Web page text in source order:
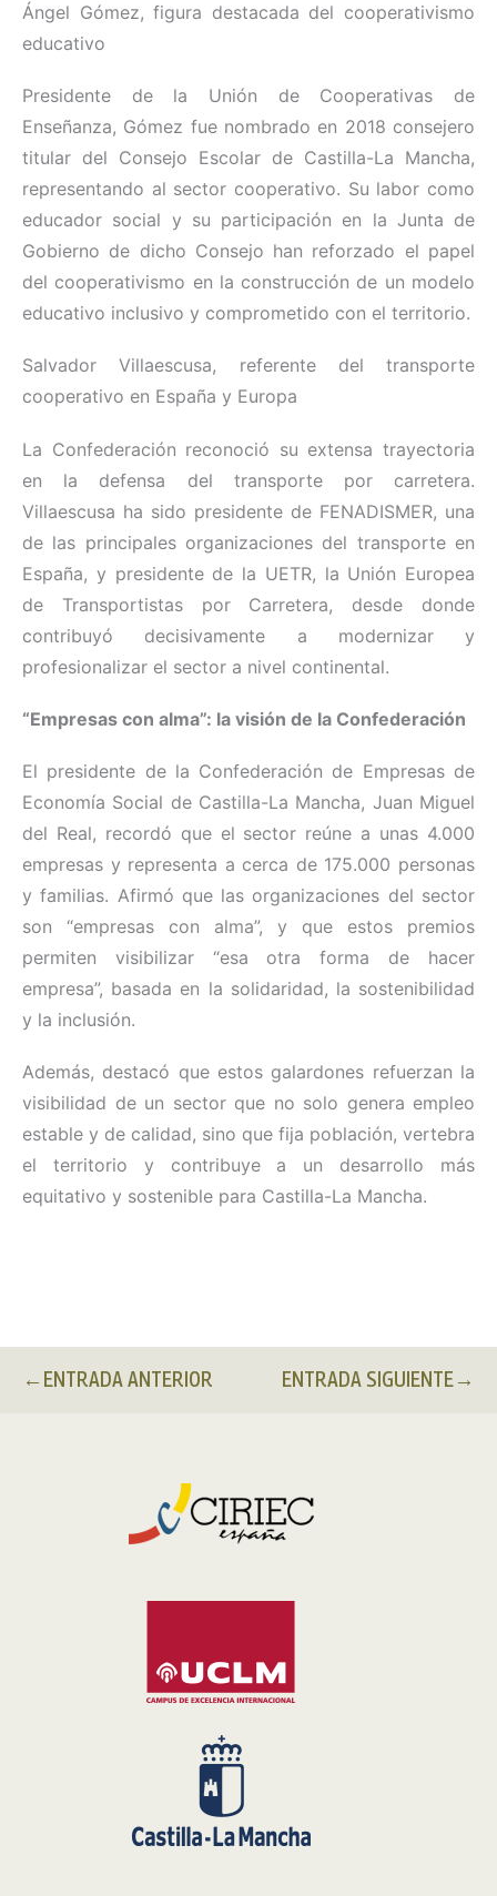
Ángel Gómez, figura destacada del cooperativismo
educativo
Presidente de la Unión de Cooperativas de
Enseñanza, Gómez fue nombrado en 2018 consejero
titular del Consejo Escolar de Castilla-La Mancha,
representando al sector cooperativo. Su labor como
educador social y su participación en la Junta de
Gobierno de dicho Consejo han reforzado el papel
del cooperativismo en la construcción de un modelo
educativo inclusivo y comprometido con el territorio.
Salvador Villaescusa, referente del transporte
cooperativo en España y Europa
La Confederación reconoció su extensa trayectoria
en la defensa del transporte por carretera.
Villaescusa ha sido presidente de FENADISMER, una
de las principales organizaciones del transporte en
España, y presidente de la UETR, la Unión Europea
de Transportistas por Carretera, desde donde
contribuyó decisivamente a modernizar y
profesionalizar el sector a nivel continental.
“Empresas con alma”: la visión de la Confederación
El presidente de la Confederación de Empresas de
Economía Social de Castilla-La Mancha, Juan Miguel
del Real, recordó que el sector reúne a unas 4.000
empresas y representa a cerca de 175.000 personas
y familias. Afirmó que las organizaciones del sector
son “empresas con alma”, y que estos premios
permiten visibilizar “esa otra forma de hacer
empresa”, basada en la solidaridad, la sostenibilidad
y la inclusión.
Además, destacó que estos galardones refuerzan la
visibilidad de un sector que no solo genera empleo
estable y de calidad, sino que fija población, vertebra
el territorio y contribuye a un desarrollo más
equitativo y sostenible para Castilla-La Mancha.
← ENTRADA ANTERIOR ENTRADA SIGUIENTE→